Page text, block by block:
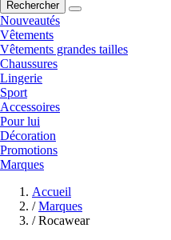
Rechercher
Nouveautés
Vêtements
Vêtements grandes tailles
Chaussures
Lingerie
Sport
Accessoires
Pour lui
Décoration
Promotions
Marques
Accueil
/ Marques
/ Rocawear